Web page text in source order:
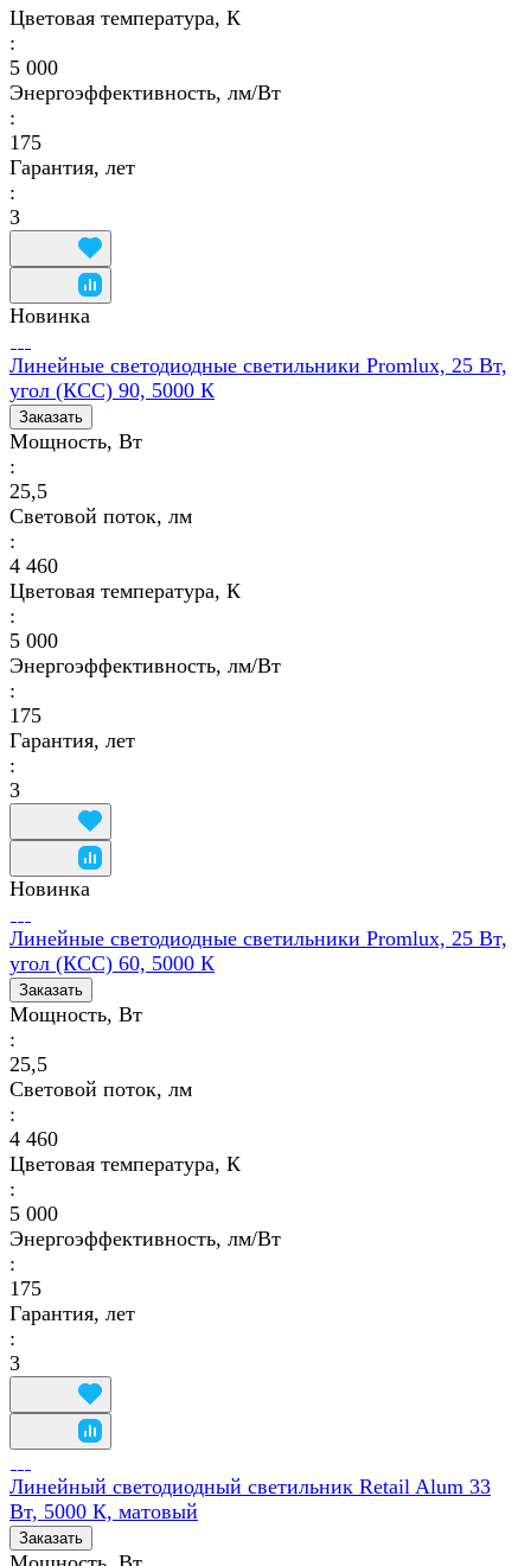
Цветовая температура, К
:
5 000
Энергоэффективность, лм/Вт
:
175
Гарантия, лет
:
3
Новинка
Линейные светодиодные светильники Promlux, 25 Вт,
угол (КСС) 90, 5000 К
Заказать
Мощность, Вт
:
25,5
Световой поток, лм
:
4 460
Цветовая температура, К
:
5 000
Энергоэффективность, лм/Вт
:
175
Гарантия, лет
:
3
Новинка
Линейные светодиодные светильники Promlux, 25 Вт,
угол (КСС) 60, 5000 К
Заказать
Мощность, Вт
:
25,5
Световой поток, лм
:
4 460
Цветовая температура, К
:
5 000
Энергоэффективность, лм/Вт
:
175
Гарантия, лет
:
3
Линейный светодиодный светильник Retail Alum 33
Вт, 5000 К, матовый
Заказать